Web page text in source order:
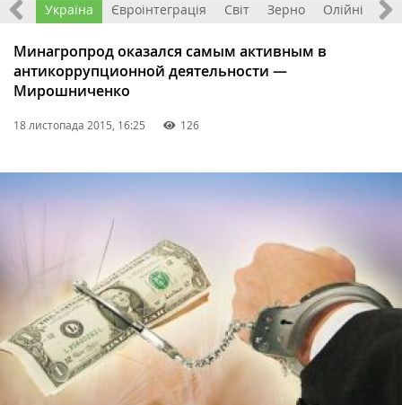
Все Україна Євроінтеграція Світ Зерно Олійні
Минагропрод оказался самым активным в
антикоррупционной деятельности —
Мирошниченко
18 листопада 2015, 16:25 126